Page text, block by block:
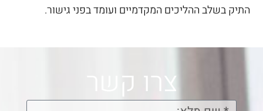
התיק בשלב ההליכים המקדמיים ועומד בפני גישור.
צרו קשר